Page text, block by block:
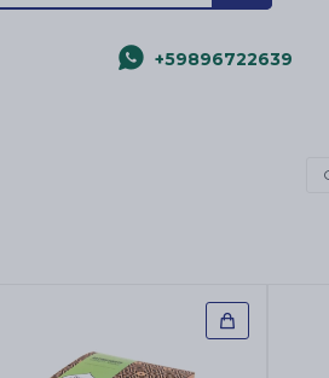
+59896722639